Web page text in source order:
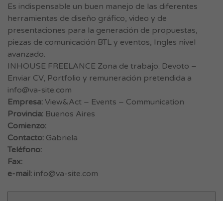
Es indispensable un buen manejo de las diferentes
herramientas de diseño gráfico, video y de
presentaciones para la generación de propuestas,
piezas de comunicación BTL y eventos, Ingles nivel
avanzado.
INHOUSE FREELANCE Zona de trabajo: Devoto –
Enviar CV, Portfolio y remuneración pretendida a
info@va-site.com
Empresa: View&Act – Events – Communication
Provincia: Buenos Aires
Comienzo:
Contacto: Gabriela
Teléfono:
Fax:
e-mail: info@va-site.com